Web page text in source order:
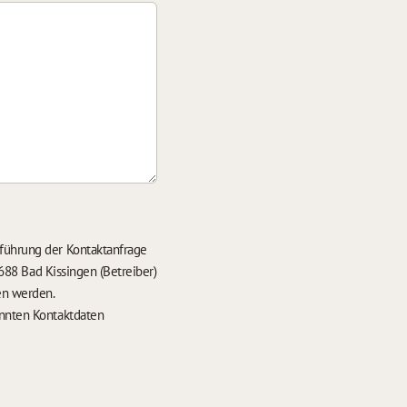
der Kontaktanfrage
Bad Kissingen (Betreiber)
werden.
Kontaktdaten